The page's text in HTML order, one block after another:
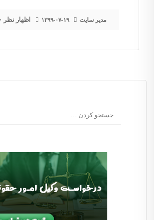
مدیر سایت ۱۳۹۹-۰۷-۱۹ ۰ اظهار نظر